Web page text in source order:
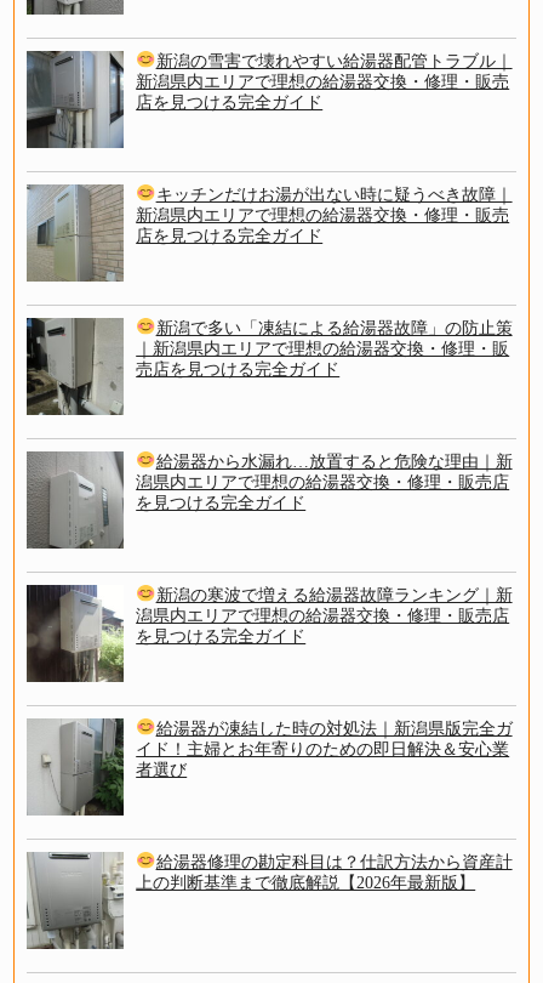
新潟の雪害で壊れやすい給湯器配管トラブル｜
新潟県内エリアで理想の給湯器交換・修理・販売
店を見つける完全ガイド
キッチンだけお湯が出ない時に疑うべき故障｜
新潟県内エリアで理想の給湯器交換・修理・販売
店を見つける完全ガイド
新潟で多い「凍結による給湯器故障」の防止策
｜新潟県内エリアで理想の給湯器交換・修理・販
売店を見つける完全ガイド
給湯器から水漏れ…放置すると危険な理由｜新
潟県内エリアで理想の給湯器交換・修理・販売店
を見つける完全ガイド
新潟の寒波で増える給湯器故障ランキング｜新
潟県内エリアで理想の給湯器交換・修理・販売店
を見つける完全ガイド
給湯器が凍結した時の対処法｜新潟県版完全ガ
イド！主婦とお年寄りのための即日解決＆安心業
者選び
給湯器修理の勘定科目は？仕訳方法から資産計
上の判断基準まで徹底解説【2026年最新版】